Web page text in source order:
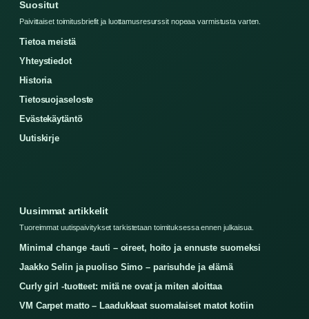
Suositut
Paivittaiset toimitusbriefit ja luottamusresurssit nopeaa varmistusta varten.
Tietoa meistä
Yhteystiedot
Historia
Tietosuojaseloste
Evästekäytäntö
Uutiskirje
Uusimmat artikkelit
Tuoreimmat uutispaivitykset tarkistetaan toimituksessa ennen julkaisua.
Minimal change -tauti – oireet, hoito ja ennuste suomeksi
Jaakko Selin ja puoliso Simo – parisuhde ja elämä
Curly girl -tuotteet: mitä ne ovat ja miten aloittaa
VM Carpet matto – Laadukkaat suomalaiset matot kotiin